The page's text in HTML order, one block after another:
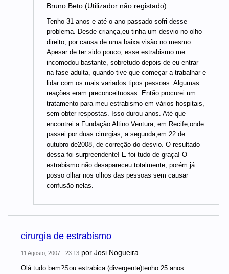
Bruno Beto (Utilizador não registado)
Tenho 31 anos e até o ano passado sofri desse
problema. Desde criança,eu tinha um desvio no olho
direito, por causa de uma baixa visão no mesmo.
Apesar de ter sido pouco, esse estrabismo me
incomodou bastante, sobretudo depois de eu entrar
na fase adulta, quando tive que começar a trabalhar e
lidar com os mais variados tipos pessoas. Algumas
reações eram preconceituosas. Então procurei um
tratamento para meu estrabismo em vários hospitais,
sem obter respostas. Isso durou anos. Até que
encontrei a Fundação Altino Ventura, em Recife,onde
passei por duas cirurgias, a segunda,em 22 de
outubro de2008, de correção do desvio. O resultado
dessa foi surpreendente! E foi tudo de graça! O
estrabismo não desapareceu totalmente, porém já
posso olhar nos olhos das pessoas sem causar
confusão nelas.
cirurgia de estrabismo
11 Agosto, 2007 - 23:13 por Josi Nogueira
Olá tudo bem?Sou estrabica (divergente)tenho 25 anos